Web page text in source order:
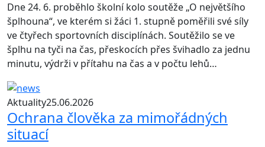
Dne 24. 6. proběhlo školní kolo soutěže „O největšího
šplhouna“, ve kterém si žáci 1. stupně poměřili své síly
ve čtyřech sportovních disciplínách. Soutěžilo se ve
šplhu na tyči na čas, přeskocích přes švihadlo za jednu
minutu, výdrži v přítahu na čas a v počtu lehů…
Aktuality25.06.2026
Ochrana člověka za mimořádných
situací